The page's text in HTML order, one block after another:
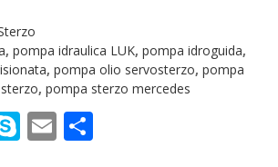
, pompa idraulica LUK, pompa idroguida,
, pompa olio servosterzo, pompa
, pompa sterzo mercedes
Skype
EmailCondividi